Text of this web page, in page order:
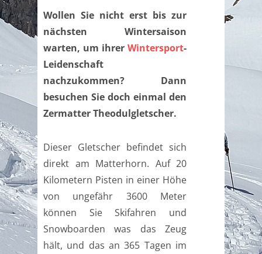
Wollen Sie nicht erst bis zur
nächsten Wintersaison
warten, um ihrer Wintersport-
Leidenschaft
nachzukommen? Dann
besuchen Sie doch einmal den
Zermatter Theodulgletscher.
Dieser Gletscher befindet sich
direkt am Matterhorn. Auf 20
Kilometern Pisten in einer Höhe
von ungefähr 3600 Meter
können Sie Skifahren und
Snowboarden was das Zeug
hält, und das an 365 Tagen im